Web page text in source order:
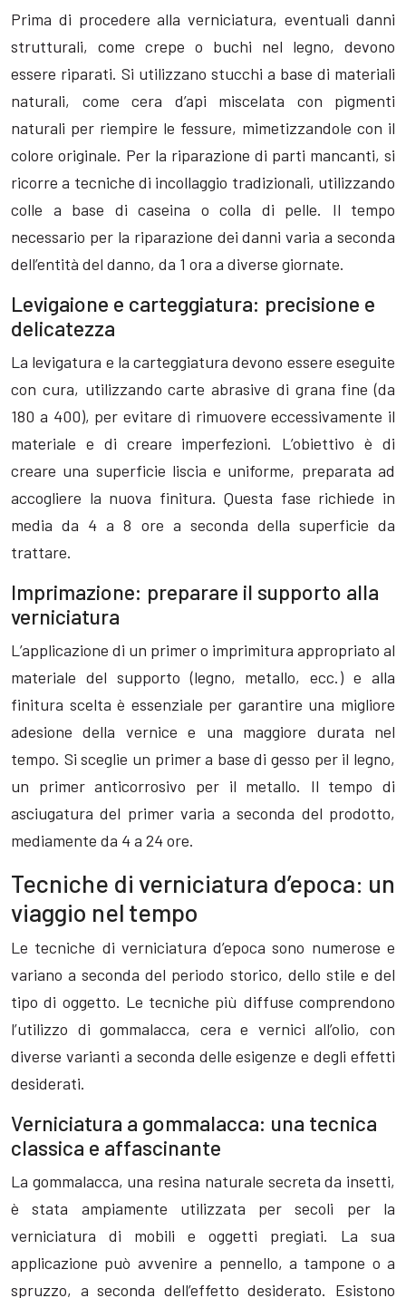
Prima di procedere alla verniciatura, eventuali danni
strutturali, come crepe o buchi nel legno, devono
essere riparati. Si utilizzano stucchi a base di materiali
naturali, come cera d’api miscelata con pigmenti
naturali per riempire le fessure, mimetizzandole con il
colore originale. Per la riparazione di parti mancanti, si
ricorre a tecniche di incollaggio tradizionali, utilizzando
colle a base di caseina o colla di pelle. Il tempo
necessario per la riparazione dei danni varia a seconda
dell’entità del danno, da 1 ora a diverse giornate.
Levigaione e carteggiatura: precisione e
delicatezza
La levigatura e la carteggiatura devono essere eseguite
con cura, utilizzando carte abrasive di grana fine (da
180 a 400), per evitare di rimuovere eccessivamente il
materiale e di creare imperfezioni. L’obiettivo è di
creare una superficie liscia e uniforme, preparata ad
accogliere la nuova finitura. Questa fase richiede in
media da 4 a 8 ore a seconda della superficie da
trattare.
Imprimazione: preparare il supporto alla
verniciatura
L’applicazione di un primer o imprimitura appropriato al
materiale del supporto (legno, metallo, ecc.) e alla
finitura scelta è essenziale per garantire una migliore
adesione della vernice e una maggiore durata nel
tempo. Si sceglie un primer a base di gesso per il legno,
un primer anticorrosivo per il metallo. Il tempo di
asciugatura del primer varia a seconda del prodotto,
mediamente da 4 a 24 ore.
Tecniche di verniciatura d’epoca: un
viaggio nel tempo
Le tecniche di verniciatura d’epoca sono numerose e
variano a seconda del periodo storico, dello stile e del
tipo di oggetto. Le tecniche più diffuse comprendono
l’utilizzo di gommalacca, cera e vernici all’olio, con
diverse varianti a seconda delle esigenze e degli effetti
desiderati.
Verniciatura a gommalacca: una tecnica
classica e affascinante
La gommalacca, una resina naturale secreta da insetti,
è stata ampiamente utilizzata per secoli per la
verniciatura di mobili e oggetti pregiati. La sua
applicazione può avvenire a pennello, a tampone o a
spruzzo, a seconda dell’effetto desiderato. Esistono